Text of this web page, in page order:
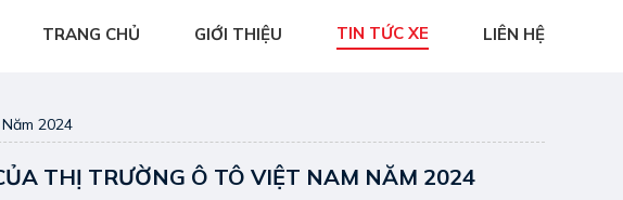
TRANG CHỦ GIỚI THIỆU TIN TỨC XE LIÊN HỆ
2024
THỊ TRƯỜNG Ô TÔ VIỆT NAM NĂM 2024